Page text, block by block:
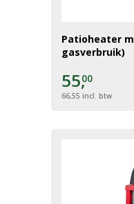
Patioheater
gasverbruik)
55,00
66,55 incl. btw